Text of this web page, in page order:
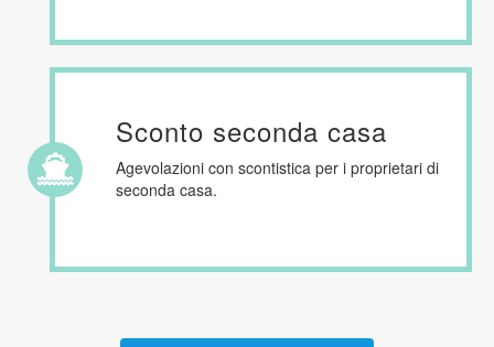
Sconto seconda casa
Agevolazioni con scontistica per i proprietari di
seconda casa.